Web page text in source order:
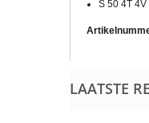
S 50 4T
LAATSTE